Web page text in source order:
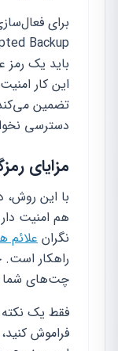
این کار
تضمین
دسترسی
مزایای
با این
هم امنیت
نگران علائم
راهکار
چت‌های شما
فقط یک نکته
فراموش